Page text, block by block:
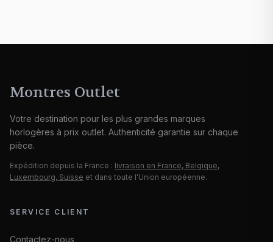
Montres Outlet
Votre destination pour les plus grandes marques
horlogères à prix outlet. Authenticité garantie sur chaque
pièce.
Expédition depuis la France : livraison en France, Belgique,
Luxembourg, Suisse et dans toute l'Union européenne.
SERVICE CLIENT
Contactez-nous